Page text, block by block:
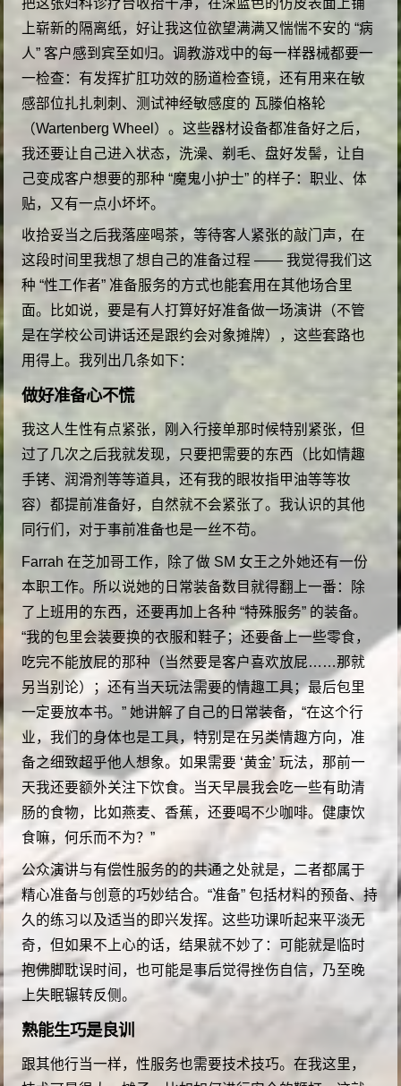
上崭新的隔离纸，好让我这位欲望满满又惴惴不安的 “病
人” 客户感到宾至如归。调教游戏中的每一样器械都要一
一检查：有发挥扩肛功效的肠道检查镜，还有用来在敏
感部位扎扎刺刺、测试神经敏感度的 瓦滕伯格轮
（Wartenberg Wheel）。这些器材设备都准备好之后，
我还要让自己进入状态，洗澡、剃毛、盘好发髻，让自
己变成客户想要的那种 “魔鬼小护士” 的样子：职业、体
贴，又有一点小坏坏。
收拾妥当之后我落座喝茶，等待客人紧张的敲门声，在
这段时间里我想了想自己的准备过程 —— 我觉得我们这
种 “性工作者” 准备服务的方式也能套用在其他场合里
面。比如说，要是有人打算好好准备做一场演讲（不管
是在学校公司讲话还是跟约会对象摊牌），这些套路也
用得上。我列出几条如下：
做好准备心不慌
我这人生性有点紧张，刚入行接单那时候特别紧张，但
过了几次之后我就发现，只要把需要的东西（比如情趣
手铐、润滑剂等等道具，还有我的眼妆指甲油等等妆
容）都提前准备好，自然就不会紧张了。我认识的其他
同行们，对于事前准备也是一丝不苟。
Farrah 在芝加哥工作，除了做 SM 女王之外她还有一份
本职工作。所以说她的日常装备数目就得翻上一番：除
了上班用的东西，还要再加上各种 “特殊服务” 的装备。
“我的包里会装要换的衣服和鞋子；还要备上一些零食，
吃完不能放屁的那种（当然要是客户喜欢放屁……那就
另当别论）；还有当天玩法需要的情趣工具；最后包里
一定要放本书。” 她讲解了自己的日常装备，“在这个行
业，我们的身体也是工具，特别是在另类情趣方向，准
备之细致超乎他人想象。如果需要 ‘黄金’ 玩法，那前一
天我还要额外关注下饮食。当天早晨我会吃一些有助清
肠的食物，比如燕麦、香蕉，还要喝不少咖啡。健康饮
食嘛，何乐而不为？”
公众演讲与有偿性服务的的共通之处就是，二者都属于
精心准备与创意的巧妙结合。“准备” 包括材料的预备、持
久的练习以及适当的即兴发挥。这些功课听起来平淡无
奇，但如果不上心的话，结果就不妙了：可能就是临时
抱佛脚耽误时间，也可能是事后觉得挫伤自信，乃至晚
上失眠辗转反侧。
熟能生巧是良训
跟其他行当一样，性服务也需要技术技巧。在我这里，